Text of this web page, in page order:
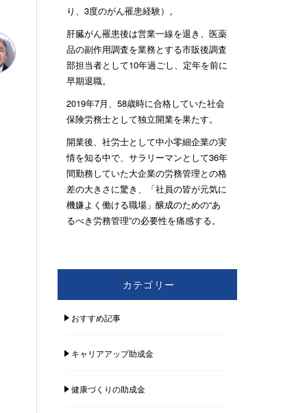
り、3度のがん罹患経験）。
肝臓がん罹患後は営業一線を退き、医薬
品の副作用調査を業務とする市販後調査
部担当者として10年過ごし、定年を前に
早期退職。
2019年7月、58歳時に合格していた社会
保険労務士として独立開業を果たす。
開業後、社労士として中小零細企業の実
情を知る中で、サラリーマンとして36年
間勤務していた大企業の労務管理との格
差の大きさに驚き、「社員の皆が元気に
機嫌よく働ける職場」醸成のための“あ
るべき労務管理”の必要性を痛感する。
カテゴリー
おすすめ記事
キャリアアップ助成金
健康づくりの助成金